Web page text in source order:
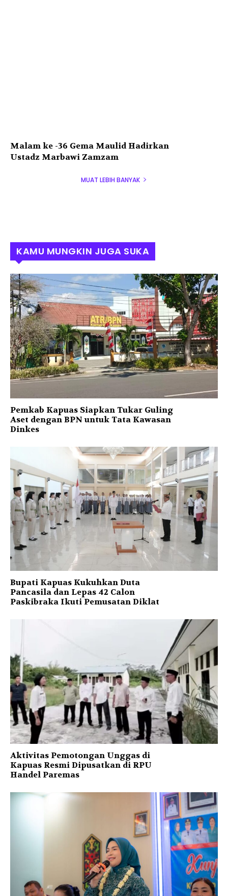
Malam ke -36 Gema Maulid Hadirkan
Ustadz Marbawi Zamzam
MUAT LEBIH BANYAK
KAMU MUNGKIN JUGA SUKA
Pemkab Kapuas Siapkan Tukar Guling
Aset dengan BPN untuk Tata Kawasan
Dinkes
Bupati Kapuas Kukuhkan Duta
Pancasila dan Lepas 42 Calon
Paskibraka Ikuti Pemusatan Diklat
Aktivitas Pemotongan Unggas di
Kapuas Resmi Dipusatkan di RPU
Handel Paremas